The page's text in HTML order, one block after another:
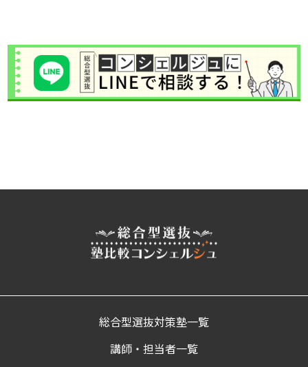
総合型選抜対策塾一覧
講師・担当者一覧